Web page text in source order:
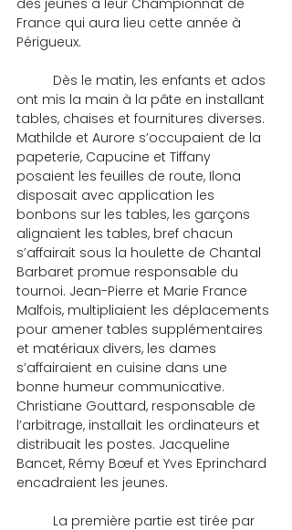
des jeunes à leur Championnat de
France qui aura lieu cette année à
Périgueux.
ont mis la main à la pâte en installant
tables, chaises et fournitures diverses.
Mathilde et Aurore s’occupaient de la
papeterie, Capucine et Tiffany
posaient les feuilles de route, Ilona
disposait avec application les
bonbons sur les tables, les garçons
alignaient les tables, bref chacun
s’affairait sous la houlette de Chantal
Barbaret promue responsable du
tournoi. Jean-Pierre et Marie France
Malfois, multipliaient les déplacements
pour amener tables supplémentaires
et matériaux divers, les dames
s’affairaient en cuisine dans une
bonne humeur communicative.
Christiane Gouttard, responsable de
l’arbitrage, installait les ordinateurs et
distribuait les postes. Jacqueline
Bancet, Rémy Bœuf et Yves Eprinchard
encadraient les jeunes.